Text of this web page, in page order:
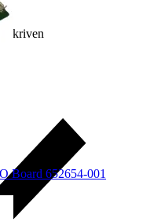
Board 652654-001